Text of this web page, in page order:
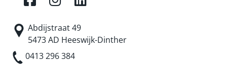
Abdijstraat 49
5473 AD Heeswijk-Dinther
0413 296 384